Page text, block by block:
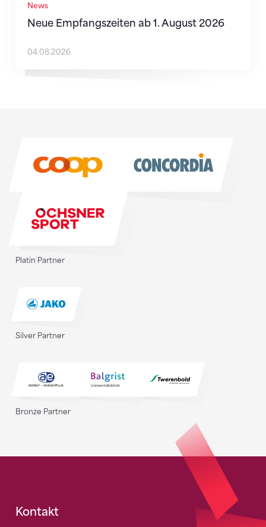
News
Neue Empfangszeiten ab 1. August 2026
04.08.2026
Platin Partner
Silver Partner
Bronze Partner
Fusszeile
Kontakt